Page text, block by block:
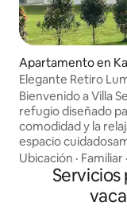
Apartamento en
pas
Elegante Retiro
Estilo y Comodidad
Bienvenido a Villa
refugio diseñado
comodidad y la relajación.
espacio
interiores
relajante, perfecto
simplemente
Ubicación · Familiar ·